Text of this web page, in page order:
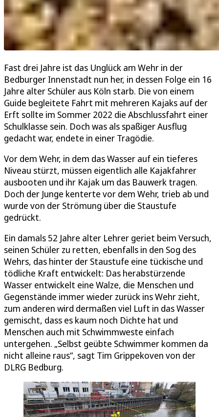
Fast drei Jahre ist das Unglück am Wehr in der
Bedburger Innenstadt nun her, in dessen Folge ein 16
Jahre alter Schüler aus Köln starb. Die von einem
Guide begleitete Fahrt mit mehreren Kajaks auf der
Erft sollte im Sommer 2022 die Abschlussfahrt einer
Schulklasse sein. Doch was als spaßiger Ausflug
gedacht war, endete in einer Tragödie.
Vor dem Wehr, in dem das Wasser auf ein tieferes
Niveau stürzt, müssen eigentlich alle Kajakfahrer
ausbooten und ihr Kajak um das Bauwerk tragen.
Doch der Junge kenterte vor dem Wehr, trieb ab und
wurde von der Strömung über die Staustufe
gedrückt.
Ein damals 52 Jahre alter Lehrer geriet beim Versuch,
seinen Schüler zu retten, ebenfalls in den Sog des
Wehrs, das hinter der Staustufe eine tückische und
tödliche Kraft entwickelt: Das herabstürzende
Wasser entwickelt eine Walze, die Menschen und
Gegenstände immer wieder zurück ins Wehr zieht,
zum anderen wird dermaßen viel Luft in das Wasser
gemischt, dass es kaum noch Dichte hat und
Menschen auch mit Schwimmweste einfach
untergehen. „Selbst geübte Schwimmer kommen da
nicht alleine raus“, sagt Tim Grippekoven von der
DLRG Bedburg.